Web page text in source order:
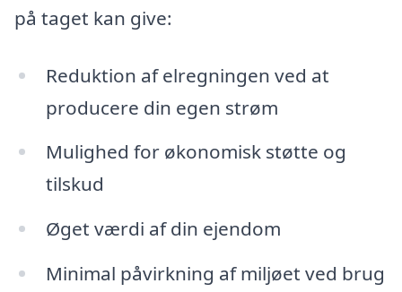
på taget kan give:
Reduktion af elregningen ved at
producere din egen strøm
Mulighed for økonomisk støtte og
tilskud
Øget værdi af din ejendom
Minimal påvirkning af miljøet ved brug